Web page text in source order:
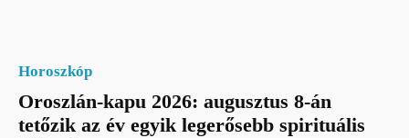
Horoszkóp
Oroszlán-kapu 2026: augusztus 8-án
tetőzik az év egyik legerősebb spirituális